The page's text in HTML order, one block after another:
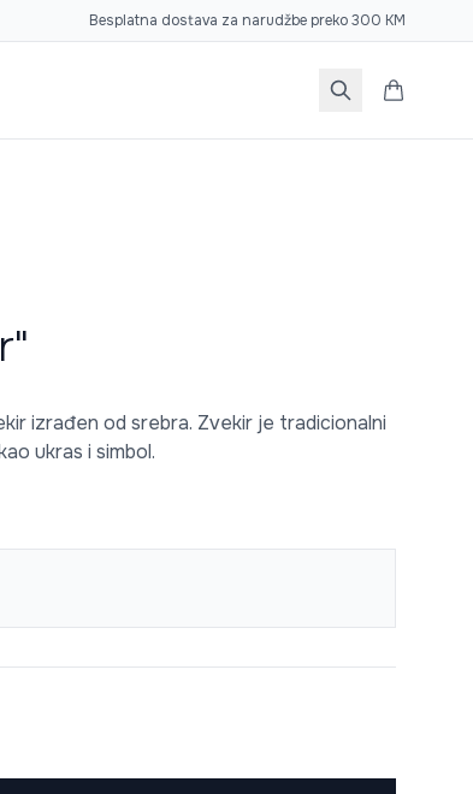
Besplatna dostava za narudžbe preko 300 KM
izrađen od srebra. Zvekir je tradicionalni
ukras i simbol.